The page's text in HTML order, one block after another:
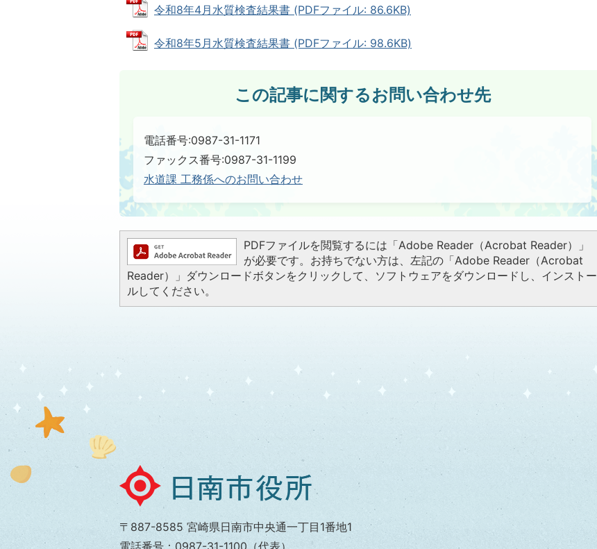
令和8年4月水質検査結果書 (PDFファイル: 86.6KB)
令和8年5月水質検査結果書 (PDFファイル: 98.6KB)
この記事に関するお問い合わせ先
電話番号:0987-31-1171
ファックス番号:0987-31-1199
水道課 工務係へのお問い合わせ
PDFファイルを閲覧するには「Adobe Reader（Acrobat Reader）」
が必要です。お持ちでない方は、左記の「Adobe Reader（Acrobat
Reader）」ダウンロードボタンをクリックして、ソフトウェアをダウンロードし、インストー
ルしてください。
日
南
役
〒887-8585 宮崎県日南市中央通一丁目1番地1
電話番号：0987-31-1100（代表）